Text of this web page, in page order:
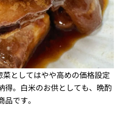
としてはやや高めの価格設定
得。白米のお供としても、晩酌
です。